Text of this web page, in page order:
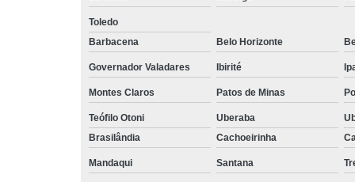
Toledo
Barbacena
Belo Horizonte
Governador Valadares Ibirité
Montes Claros Patos de Minas
Teófilo Otoni Uberaba
Brasilândia
Cachoeirinha
Mandaqui Santana